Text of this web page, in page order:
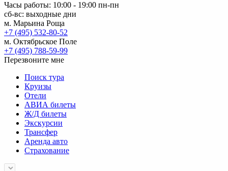
Часы работы: 10:00 - 19:00 пн-пн
сб-вс: выходные дни
м. Марьина Роща
+7 (495) 532-80-52
м. Октябрьское Поле
+7 (495) 788-59-99
Перезвоните мне
Поиск тура
Круизы
Отели
АВИА билеты
Ж/Д билеты
Экскурсии
Трансфер
Аренда авто
Страхование